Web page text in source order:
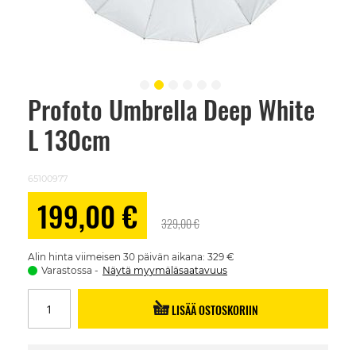
Profoto Umbrella Deep White
L 130cm
65100977
199,00 € 329,00 €
Alin hinta viimeisen 30 päivän aikana: 329 €
Varastossa
Näytä myymäläsaatavuus
LISÄÄ OSTOSKORIIN
Skip
beginning
images
gallery